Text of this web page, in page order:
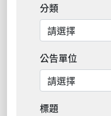
分類
公告單位
標題